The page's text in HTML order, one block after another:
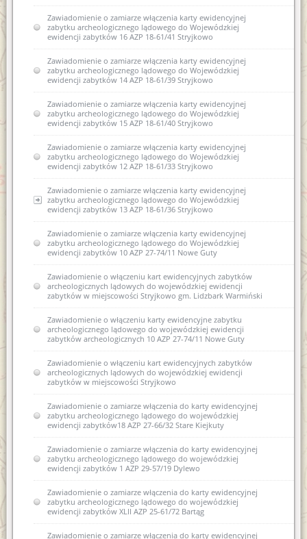
Zawiadomienie o zamiarze włączenia karty ewidencyjnej
zabytku archeologicznego lądowego do Wojewódzkiej
ewidencji zabytków 16 AZP 18-61/41 Stryjkowo
Zawiadomienie o zamiarze włączenia karty ewidencyjnej
zabytku archeologicznego lądowego do Wojewódzkiej
ewidencji zabytków 14 AZP 18-61/39 Stryjkowo
Zawiadomienie o zamiarze włączenia karty ewidencyjnej
zabytku archeologicznego lądowego do Wojewódzkiej
ewidencji zabytków 15 AZP 18-61/40 Stryjkowo
Zawiadomienie o zamiarze włączenia karty ewidencyjnej
zabytku archeologicznego lądowego do Wojewódzkiej
ewidencji zabytków 12 AZP 18-61/33 Stryjkowo
Zawiadomienie o zamiarze włączenia karty ewidencyjnej
zabytku archeologicznego lądowego do Wojewódzkiej
ewidencji zabytków 13 AZP 18-61/36 Stryjkowo
Zawiadomienie o zamiarze włączenia karty ewidencyjnej
zabytku archeologicznego lądowego do Wojewódzkiej
ewidencji zabytków 13 AZP 18-61/36 Stryjkowo
Zawiadomienie o zamiarze włączenia karty ewidencyjnej
zabytku archeologicznego lądowego do Wojewódzkiej
ewidencji zabytków 10 AZP 27-74/11 Nowe Guty
Zawiadomienie o włączeniu kart ewidencyjnych zabytków
archeologicznych lądowych do wojewódzkiej ewidencji
zabytków w miejscowości Stryjkowo gm. Lidzbark Warmiński
Zawiadomienie o włączeniu karty ewidencyjne zabytku
archeologicznego lądowego do wojewódzkiej ewidencji
zabytków archeologicznych 10 AZP 27-74/11 Nowe Guty
Zawiadomienie o włączeniu kart ewidencyjnych zabytków
archeologicznych lądowych do wojewódzkiej ewidencji
zabytków w miejscowości Stryjkowo
Zawiadomienie o zamiarze włączenia do karty ewidencyjnej
zabytku archeologicznego lądowego do wojewódzkiej
ewidencji zabytków18 AZP 27-66/32 Stare Kiejkuty
Zawiadomienie o zamiarze włączenia do karty ewidencyjnej
zabytku archeologicznego lądowego do wojewódzkiej
ewidencji zabytków 1 AZP 29-57/19 Dylewo
Zawiadomienie o zamiarze włączenia do karty ewidencyjnej
zabytku archeologicznego lądowego do wojewódzkiej
ewidencji zabytków XLII AZP 25-61/72 Bartąg
Zawiadomienie o zamiarze włączenia do karty ewidencyjnej